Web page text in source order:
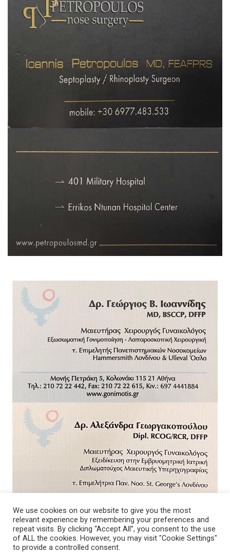
We use cookies on our website to give you the most
relevant experience by remembering your preferences and
repeat visits. By clicking “Accept All”, you consent to the use
of ALL the cookies. However, you may visit "Cookie Settings"
to provide a controlled consent.